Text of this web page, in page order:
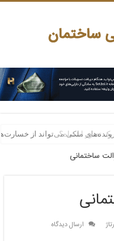
ملکی می‌تواند از
ساختمانی
ارسال دیدگاه